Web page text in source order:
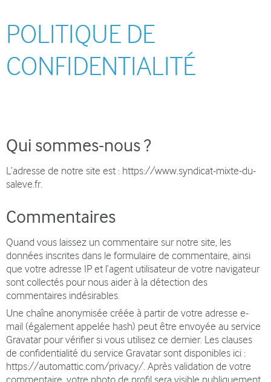
POLITIQUE DE
CONFIDENTIALITÉ
Qui sommes-nous ?
L’adresse de notre site est : https://www.syndicat-mixte-du-
saleve.fr.
Commentaires
Quand vous laissez un commentaire sur notre site, les
données inscrites dans le formulaire de commentaire, ainsi
que votre adresse IP et l’agent utilisateur de votre navigateur
sont collectés pour nous aider à la détection des
commentaires indésirables.
Une chaîne anonymisée créée à partir de votre adresse e-
mail (également appelée hash) peut être envoyée au service
Gravatar pour vérifier si vous utilisez ce dernier. Les clauses
de confidentialité du service Gravatar sont disponibles ici :
https://automattic.com/privacy/. Après validation de votre